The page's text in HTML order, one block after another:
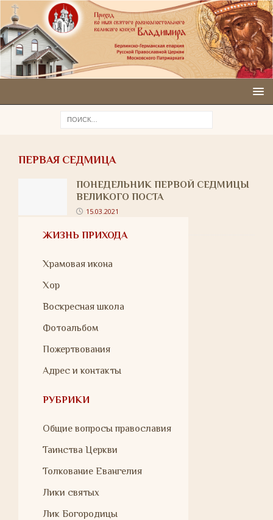
ПЕРВАЯ СЕДМИЦА
ПОНЕДЕЛЬНИК ПЕРВОЙ СЕДМИЦЫ
ВЕЛИКОГО ПОСТА
15.03.2021
ЖИЗНЬ ПРИХОДА
Храмовая икона
Хор
Воскресная школа
Фотоальбом
Пожертвования
Адрес и контакты
РУБРИКИ
Общие вопросы православия
Таинства Церкви
Толкование Евангелия
Лики святых
Лик Богородицы